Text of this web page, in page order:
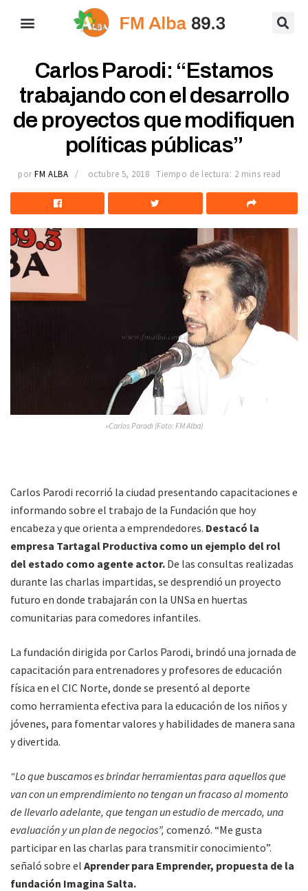
Carlos Parodi: “Estamos
trabajando con el desarrollo
de proyectos que modifiquen
políticas públicas”
por FM ALBA octubre 5, 2018 Tiempo de lectura: 2 mins read
»Carlos Parodi (Foto: FM Alba)
Carlos Parodi recorrió la ciudad presentando capacitaciones e
informando sobre el trabajo de la Fundación que hoy
encabeza y que orienta a emprendedores. Destacó la
empresa Tartagal Productiva como un ejemplo del rol
del estado como agente actor. De las consultas realizadas
durante las charlas impartidas, se desprendió un proyecto
futuro en donde trabajarán con la UNSa en huertas
comunitarias para comedores infantiles.
La fundación dirigida por Carlos Parodi, brindó una jornada de
capacitación para entrenadores y profesores de educación
física en el CIC Norte, donde se presentó al deporte
como herramienta efectiva para la educación de los niños y
jóvenes, para fomentar valores y habilidades de manera sana
y divertida.
“Lo que buscamos es brindar herramientas para aquellos que
van con un emprendimiento no tengan un fracaso al momento
de llevarlo adelante, que tengan un estudio de mercado, una
evaluación y un plan de negocios”, comenzó. “Me gusta
participar en las charlas para transmitir conocimiento”.
señaló sobre el Aprender para Emprender, propuesta de la
fundación Imagina Salta.